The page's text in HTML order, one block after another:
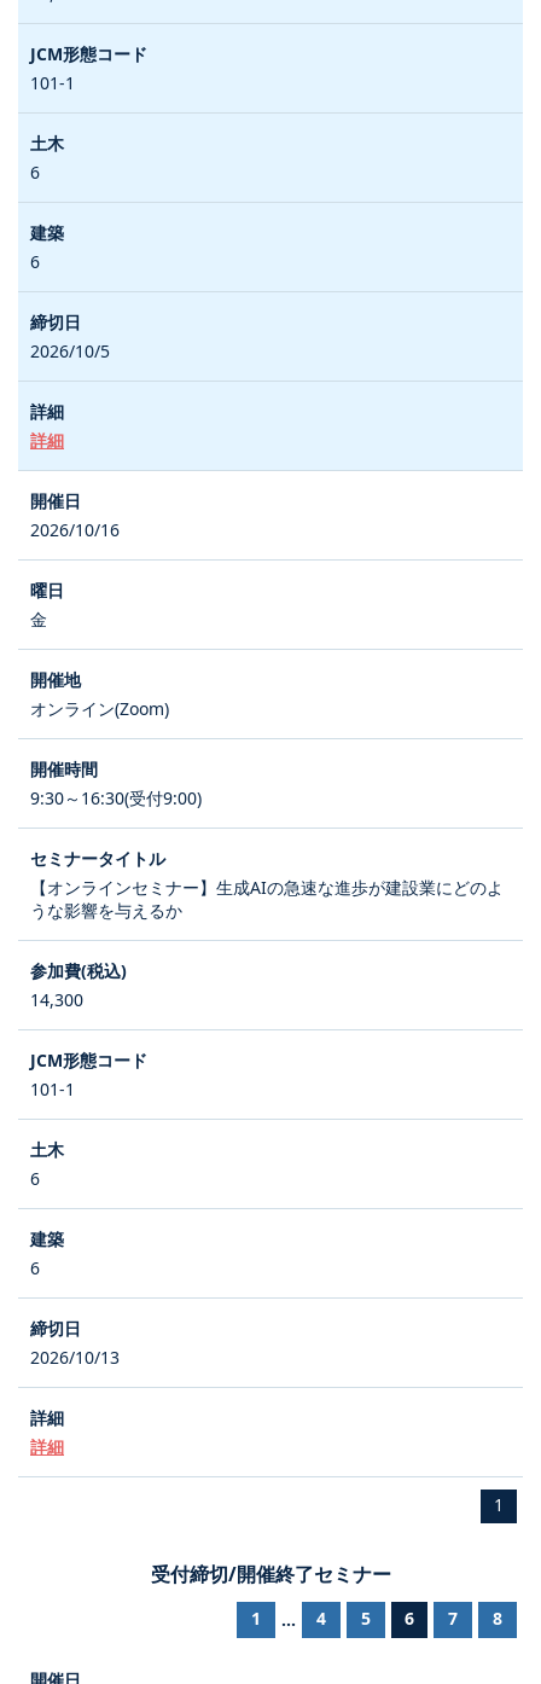
101-1
6
6
2026/10/5
詳細
2026/10/16
金
オンライン(Zoom)
9:30～16:30(受付9:00)
【オンラインセミナー】生成AIの急速な進歩が建設業にどのよ
うな影響を与えるか
14,300
101-1
6
6
2026/10/13
詳細
1
受付締切/開催終了セミナー
1 ... 4 5 6 7 8